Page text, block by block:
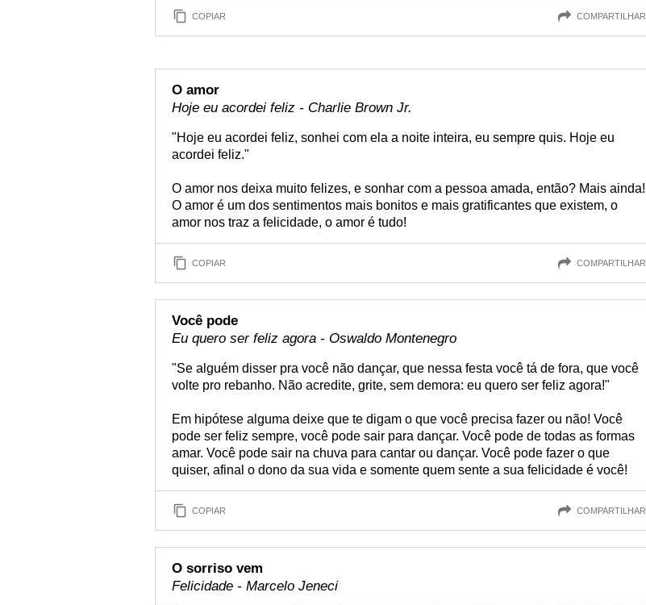
COPIAR COMPARTILHAR
O amor
Hoje eu acordei feliz - Charlie Brown Jr.
"Hoje eu acordei feliz, sonhei com ela a noite inteira, eu sempre quis. Hoje eu
acordei feliz."
O amor nos deixa muito felizes, e sonhar com a pessoa amada, então? Mais ainda!
O amor é um dos sentimentos mais bonitos e mais gratificantes que existem, o
amor nos traz a felicidade, o amor é tudo!
COPIAR COMPARTILHAR
Você pode
Eu quero ser feliz agora - Oswaldo Montenegro
"Se alguém disser pra você não dançar, que nessa festa você tá de fora, que você
volte pro rebanho. Não acredite, grite, sem demora: eu quero ser feliz agora!"
Em hipótese alguma deixe que te digam o que você precisa fazer ou não! Você
pode ser feliz sempre, você pode sair para dançar. Você pode de todas as formas
amar. Você pode sair na chuva para cantar ou dançar. Você pode fazer o que
quiser, afinal o dono da sua vida e somente quem sente a sua felicidade é você!
COPIAR COMPARTILHAR
O sorriso vem
Felicidade - Marcelo Jeneci